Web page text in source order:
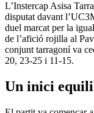
L’Instercap Asisa
disputat davant
duel marcat per la
de l’afició rojilla al
conjunt tarragoní va
20, 23-25 i 11-15.
Un inici